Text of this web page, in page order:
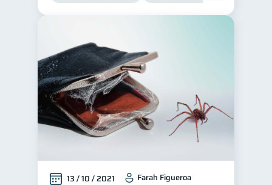
13 / 10 / 2021 Farah Figueroa